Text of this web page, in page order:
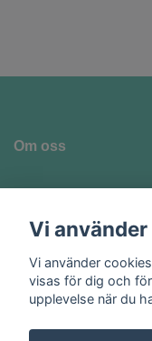
Om oss
Sociala medier
Vi
Vi använder
visas för dig och
upplevelse när du